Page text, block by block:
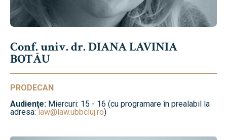
Conf. univ. dr. DIANA LAVINIA
BOTĂU
PRODECAN
Audienţe: Miercuri: 15 - 16 (cu programare în prealabil la
adresa: law@law.ubbcluj.ro)